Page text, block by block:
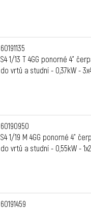
60191135
S4 1/13 T 4GG ponorné 4"
do vrtů a studní - 0,37kW -
60190950
S4 1/19 M 4GG ponorné 4"
do vrtů a studní - 0,55kW -
60191459